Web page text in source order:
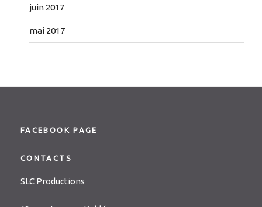
juin 2017
mai 2017
FACEBOOK PAGE
CONTACTS
SLC Productions